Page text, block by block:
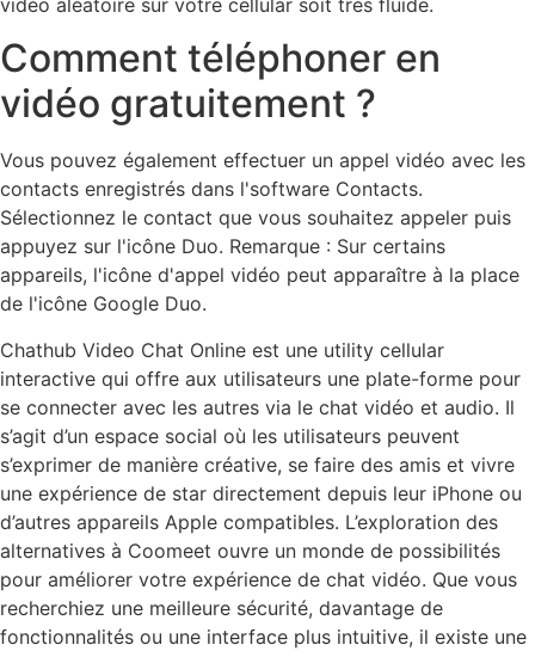
vidéo aléatoire sur votre cellular soit très fluide.
Comment téléphoner en
vidéo gratuitement ?
Vous pouvez également effectuer un appel vidéo avec les
contacts enregistrés dans l'software Contacts.
Sélectionnez le contact que vous souhaitez appeler puis
appuyez sur l'icône Duo. Remarque : Sur certains
appareils, l'icône d'appel vidéo peut apparaître à la place
de l'icône Google Duo.
Chathub Video Chat Online est une utility cellular
interactive qui offre aux utilisateurs une plate-forme pour
se connecter avec les autres via le chat vidéo et audio. Il
s’agit d’un espace social où les utilisateurs peuvent
s’exprimer de manière créative, se faire des amis et vivre
une expérience de star directement depuis leur iPhone ou
d’autres appareils Apple compatibles. L’exploration des
alternatives à Coomeet ouvre un monde de possibilités
pour améliorer votre expérience de chat vidéo. Que vous
recherchiez une meilleure sécurité, davantage de
fonctionnalités ou une interface plus intuitive, il existe une